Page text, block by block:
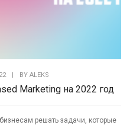
| BY ALEKS
Marketing на 2022 год
решать задачи, которые